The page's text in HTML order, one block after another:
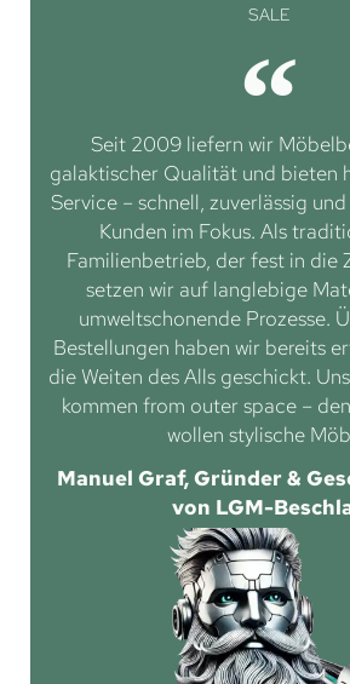
SALE
Seit 2009 liefern wir
galaktischer Qualität und bieten
Service – schnell, zuverlässig
Kunden im Fokus. Als
Familienbetrieb, der fest in die
setzen wir auf langlebige
umweltschonende Prozesse.
Bestellungen haben wir bereits
die Weiten des Alls geschickt.
kommen from outer space –
wollen stylische
Manuel Graf, Gründer &
von LGM-